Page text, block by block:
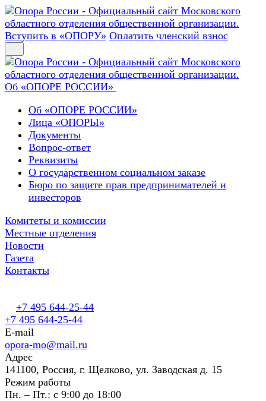
Вступить в «ОПОРУ» Оплатить членский взнос
Об «ОПОРЕ РОССИИ»
Об «ОПОРЕ РОССИИ»
Лица «ОПОРЫ»
Документы
Вопрос-ответ
Реквизиты
О государственном социальном заказе
Бюро по защите прав предпринимателей и
инвесторов
Комитеты и комиссии
Местные отделения
Новости
Газета
Контакты
+7 495 644-25-44
+7 495 644-25-44
E-mail
opora-mo@mail.ru
Адрес
141100, Россия, г. Щелково, ул. Заводская д. 15
Режим работы
Пн. – Пт.: с 9:00 до 18:00